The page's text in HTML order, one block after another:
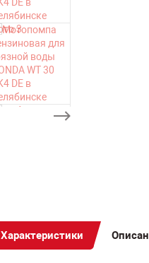
Характеристики